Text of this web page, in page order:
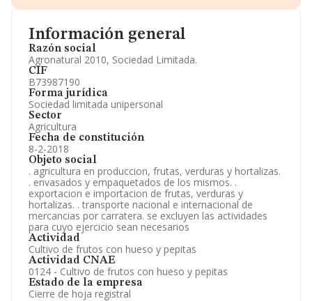
Información general
Razón social
Agronatural 2010, Sociedad Limitada.
CIF
B73987190
Forma jurídica
Sociedad limitada unipersonal
Sector
Agricultura
Fecha de constitución
8-2-2018
Objeto social
. agricultura en produccion, frutas, verduras y hortalizas.
. envasados y empaquetados de los mismos. .
exportacion e importacion de frutas, verduras y
hortalizas. . transporte nacional e internacional de
mercancias por carratera. se excluyen las actividades
para cuyo ejercicio sean necesarios
Actividad
Cultivo de frutos con hueso y pepitas
Actividad CNAE
0124 - Cultivo de frutos con hueso y pepitas
Estado de la empresa
Cierre de hoja registral
Información oficial y registral complementaria.